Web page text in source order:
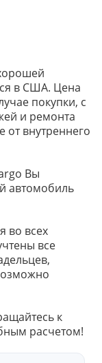
в США. Цена
покупки, с
и ремонта
от внутреннего
Вы
автомобиль
во всех
все
к
расчетом!